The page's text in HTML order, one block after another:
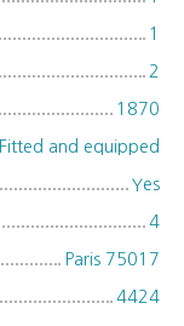
1
2
1870
Fitted and equipped
Yes
4
Paris 75017
4424